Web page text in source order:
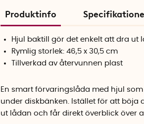
Produktinfo
Hjul baktill gör det enkelt att dra ut
Rymlig storlek: 46,5 x 30,5 cm
Tillverkad av återvunnen plast
En smart förvaringslåda med hjul
under diskbänken. Istället för att böja
ut lådan och får direkt överblick över